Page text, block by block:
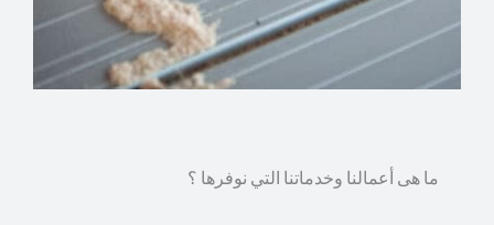
ما هى أعمالنا وخدماتنا التي نوفرها ؟